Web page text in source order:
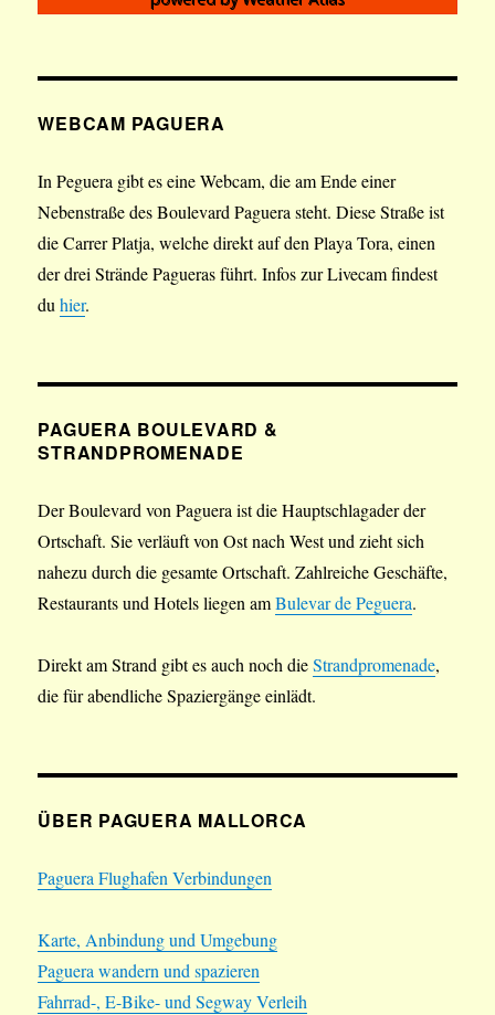
WEBCAM PAGUERA
In Peguera gibt es eine Webcam, die am Ende einer
Nebenstraße des Boulevard Paguera steht. Diese Straße ist
die Carrer Platja, welche direkt auf den Playa Tora, einen
der drei Strände Pagueras führt. Infos zur Livecam findest
duhier.
PAGUERA BOULEVARD &
STRANDPROMENADE
Der Boulevard von Paguera ist die Hauptschlagader der
Ortschaft. Sie verläuft von Ost nach West und zieht sich
nahezu durch die gesamte Ortschaft. Zahlreiche Geschäfte,
Restaurants und Hotels liegen amBulevar de Peguera.
Direkt am Strand gibt es auch noch dieStrandpromenade,
die für abendliche Spaziergänge einlädt.
ÜBER PAGUERA MALLORCA
Paguera Flughafen Verbindungen
Karte, Anbindung und Umgebung
Paguera wandern und spazieren
Fahrrad-, E-Bike- und Segway Verleih